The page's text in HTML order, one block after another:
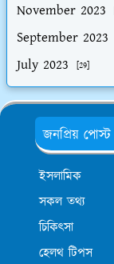
November 2023
September 2023
July 2023 [29]
জনপ্রিয় পোস্ট
ইসলামিক
সকল তথ্য
চিকিৎসা
হেলথ টিপস